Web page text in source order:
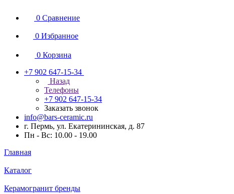
0 Сравнение
0 Избранное
0 Корзина
+7 902 647-15-34
Назад
Телефоны
+7 902 647-15-34
Заказать звонок
info@bars-ceramic.ru
г. Пермь, ул. Екатерининская, д. 87
Пн - Вс: 10.00 - 19.00
Главная
Каталог
Керамогранит бренды